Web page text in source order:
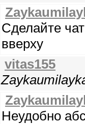
Сделайте
вверху
vitas155
Неудобно